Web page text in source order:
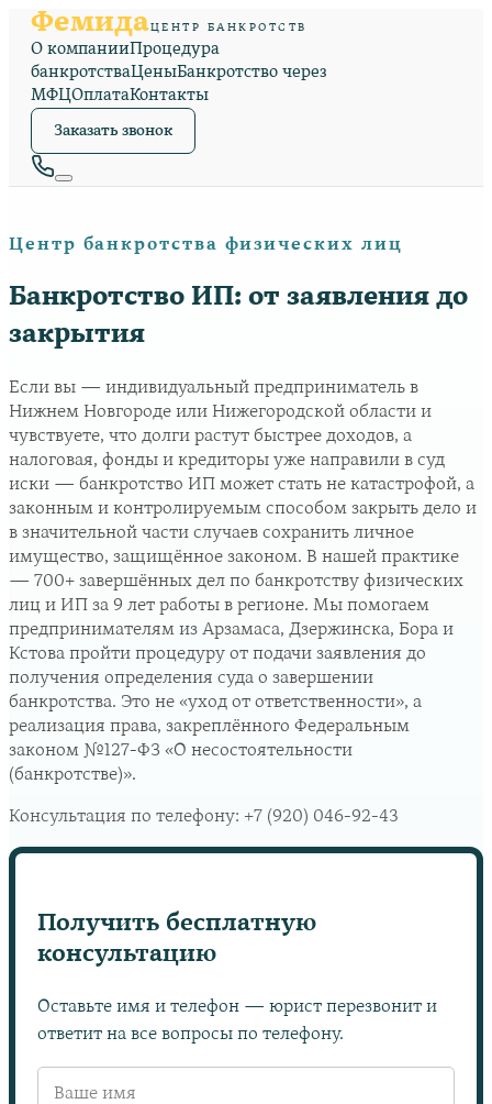
ФемидаЦЕНТР БАНКРОТСТВ
О компанииПроцедура
банкротстваЦеныБанкротство через
МФЦОплатаКонтакты
Заказать звонок
Центр банкротства физических лиц
Банкротство ИП: от заявления до
закрытия
Если вы — индивидуальный предприниматель в
Нижнем Новгороде или Нижегородской области и
чувствуете, что долги растут быстрее доходов, а
налоговая, фонды и кредиторы уже направили в суд
иски — банкротство ИП может стать не катастрофой, а
законным и контролируемым способом закрыть дело и
в значительной части случаев сохранить личное
имущество, защищённое законом. В нашей практике
— 700+ завершённых дел по банкротству физических
лиц и ИП за 9 лет работы в регионе. Мы помогаем
предпринимателям из Арзамаса, Дзержинска, Борa и
Кстова пройти процедуру от подачи заявления до
получения определения суда о завершении
банкротства. Это не «уход от ответственности», а
реализация права, закреплённого Федеральным
законом №127-ФЗ «О несостоятельности
(банкротстве)».
Консультация по телефону: +7 (920) 046-92-43
Получить бесплатную
консультацию
Оставьте имя и телефон — юрист перезвонит и
ответит на все вопросы по телефону.